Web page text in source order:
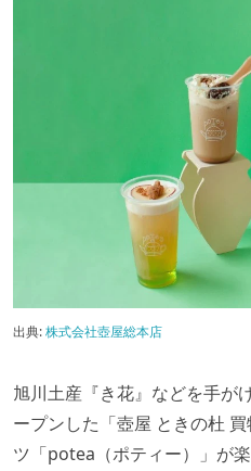
出典:株式会社壺屋総本店
旭川土産『き花』などを手が
ープンした「壺屋 ときの杜
ツ「potea（ポティー）」が